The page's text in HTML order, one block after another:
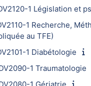
1 Législation et
1 Recherche,
au TFE)
1 Diabétologie
1 Traumatologie
1 Gériatrie